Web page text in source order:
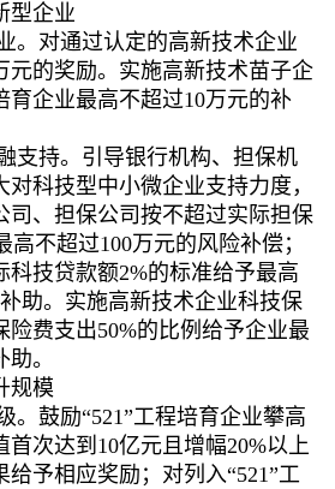
型企业
。对通过认定的高新技术企业
元的奖励。实施高新技术苗子企
育企业最高不超过10万元的补
支持。引导银行机构、担保机
科技型中小微企业支持力度，
司、担保公司按不超过实际担保
高不超过100万元的风险补偿；
科技贷款额2%的标准给予最高
助。实施高新技术企业科技保
险费支出50%的比例给予企业最
。
规模
。鼓励“521”工程培育企业攀高
次达到10亿元且增幅20%以上
给予相应奖励；对列入“521”工